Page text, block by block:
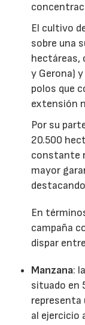
El cultivo
sobre una
hectáreas,
y Gerona)
polos que
extensión
Por su
20.500
constante
mayor
En
campaña
dispar
Manzana:
situado en
representa
al ejercicio